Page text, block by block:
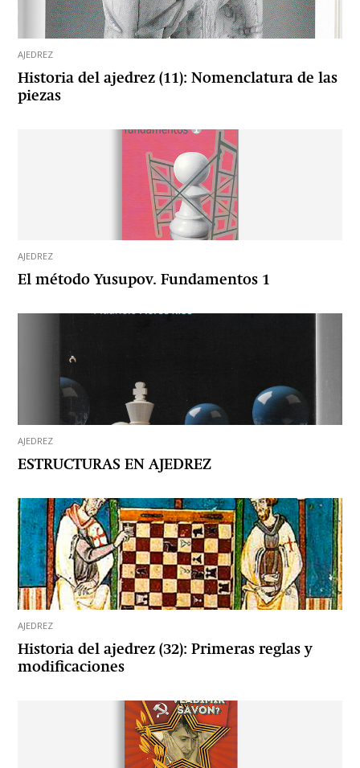
AJEDREZ
Historia del ajedrez (11): Nomenclatura de las
piezas
AJEDREZ
El método Yusupov. Fundamentos 1
AJEDREZ
ESTRUCTURAS EN AJEDREZ
AJEDREZ
Historia del ajedrez (32): Primeras reglas y
modificaciones